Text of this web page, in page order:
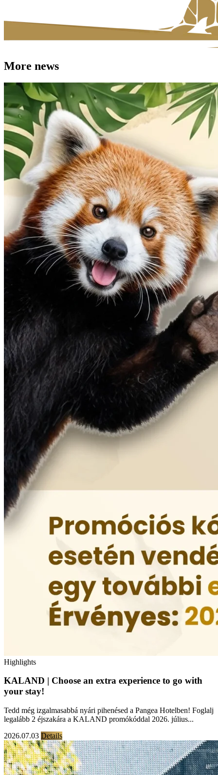
More news
Highlights
KALAND | Choose an extra experience to go with
your stay!
Tedd még izgalmasabbá nyári pihenésed a Pangea Hotelben! Foglalj
legalább 2 éjszakára a KALAND promókóddal 2026. július...
2026.07.03 Details